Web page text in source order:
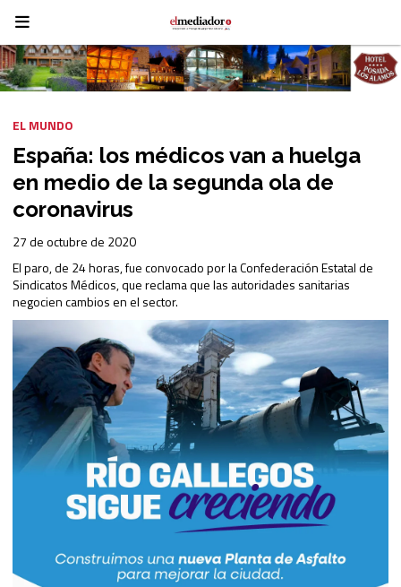
España: los médicos van a huelga
en medio de la segunda ola de
coronavirus
El paro, de 24 horas, fue convocado por la Confederación Estatal de
Sindicatos Médicos, que reclama que las autoridades sanitarias
negocien cambios en el sector.
EL MUNDO
27 de octubre de 2020